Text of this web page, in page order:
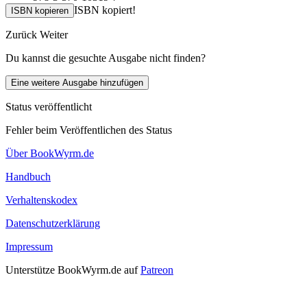
ISBN kopieren ISBN kopiert!
Zurück Weiter
Du kannst die gesuchte Ausgabe nicht finden?
Eine weitere Ausgabe hinzufügen
Status veröffentlicht
Fehler beim Veröffentlichen des Status
Über BookWyrm.de
Handbuch
Verhaltenskodex
Datenschutzerklärung
Impressum
Unterstütze BookWyrm.de aufPatreon